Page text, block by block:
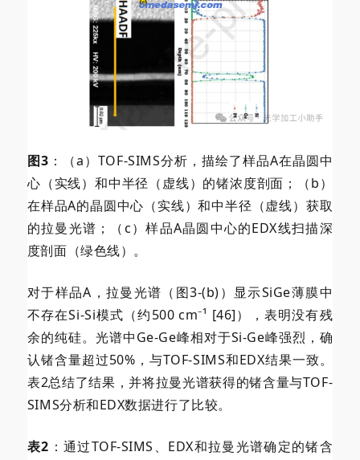
图3 ：（a）TOF-SIMS分析，描绘了样品A在晶圆中
心（实线）和中半径（虚线）的锗浓度剖面；（b）
在样品A的晶圆中心（实线）和中半径（虚线）获取
的拉曼光谱；（c）样品A晶圆中心的EDX线扫描深
度剖面（绿色线）。
对于样品A，拉曼光谱（图3-(b)）显示SiGe薄膜中
不存在Si-Si模式（约500 cm⁻¹ [46]），表明没有残
余的纯硅。光谱中Ge-Ge峰相对于Si-Ge峰强烈，确
认锗含量超过50%，与TOF-SIMS和EDX结果一致。
表2总结了结果，并将拉曼光谱获得的锗含量与TOF-
SIMS分析和EDX数据进行了比较。
表2 ：通过TOF-SIMS、EDX和拉曼光谱确定的锗含